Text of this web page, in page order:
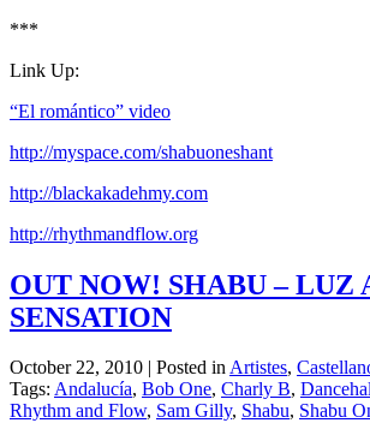
***
Link Up:
“El romántico” video
http://myspace.com/shabuoneshant
http://blackakadehmy.com
http://rhythmandflow.org
OUT NOW! SHABU – LUZ
SENSATION
October 22, 2010 | Posted inArtistes,
Tags: Andalucía, Bob One, Charly B,
Rhythm and Flow, Sam Gilly, Shabu, Shabu